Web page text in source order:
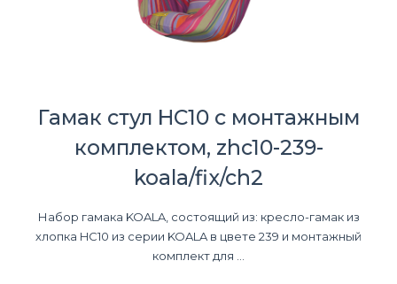
Гамак стул HC10 с монтажным
комплектом, zhc10-239-
koala/fix/ch2
Набор гамака KOALA, состоящий из: кресло-гамак из
хлопка HC10 из серии KOALA в цвете 239 и монтажный
комплект для ...